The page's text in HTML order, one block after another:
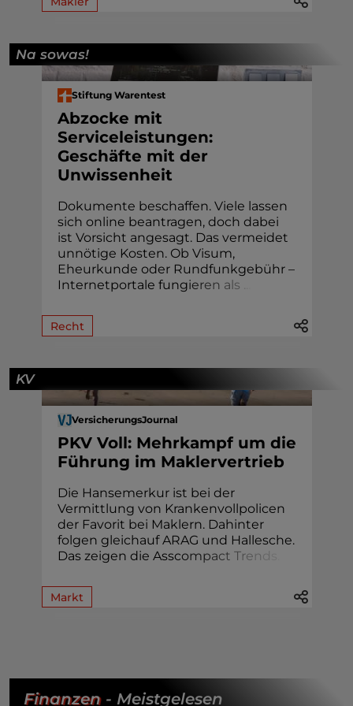
Na sowas!
Stiftung Warentest
Abzocke mit
Serviceleistungen:
Geschäfte mit der
Unwissenheit
Dokumente beschaffen. Viele lassen
sich online beantragen, doch dabei
ist Vorsicht angesagt. Das vermeidet
unnötige Kosten. Ob Visum,
Eheur­kunde oder Rund­funk­gebühr –
Internetportale fungieren als
Recht
KV
VersicherungsJournal
PKV Voll: Mehrkampf um die
Führung im Maklervertrieb
Die Hansemerkur ist bei der
Vermittlung von Krankenvollpolicen
der Favorit bei Maklern. Dahinter
folgen gleichauf ARAG und Hallesche.
Das zeigen die Asscompact Trend
Markt
Finanzen- Meistgelesen